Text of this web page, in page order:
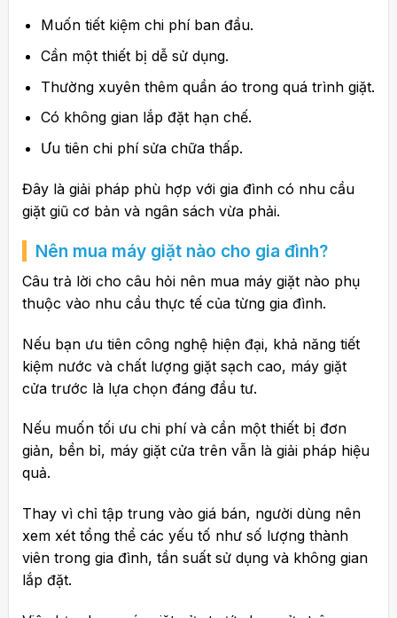
Muốn tiết kiệm chi phí ban đầu.
Cần một thiết bị dễ sử dụng.
Thường xuyên thêm quần áo trong quá trình giặt.
Có không gian lắp đặt hạn chế.
Ưu tiên chi phí sửa chữa thấp.
Đây là giải pháp phù hợp với gia đình có nhu cầu
giặt giũ cơ bản và ngân sách vừa phải.
Nên mua máy giặt nào cho gia đình?
Câu trả lời cho câu hỏi nên mua máy giặt nào phụ
thuộc vào nhu cầu thực tế của từng gia đình.
Nếu bạn ưu tiên công nghệ hiện đại, khả năng tiết
kiệm nước và chất lượng giặt sạch cao, máy giặt
cửa trước là lựa chọn đáng đầu tư.
Nếu muốn tối ưu chi phí và cần một thiết bị đơn
giản, bền bỉ, máy giặt cửa trên vẫn là giải pháp hiệu
quả.
Thay vì chỉ tập trung vào giá bán, người dùng nên
xem xét tổng thể các yếu tố như số lượng thành
viên trong gia đình, tần suất sử dụng và không gian
lắp đặt.